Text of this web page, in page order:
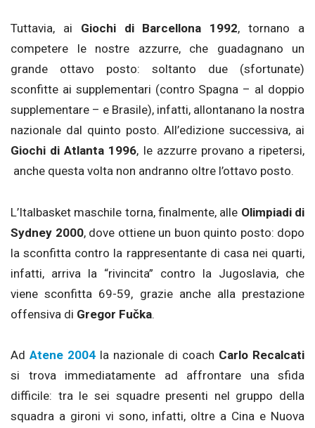
Tuttavia, ai Giochi di Barcellona 1992, tornano a
competere le nostre azzurre, che guadagnano un
grande ottavo posto: soltanto due (sfortunate)
sconfitte ai supplementari (contro Spagna – al doppio
supplementare – e Brasile), infatti, allontanano la nostra
nazionale dal quinto posto. All’edizione successiva, ai
Giochi di Atlanta 1996, le azzurre provano a ripetersi,
anche questa volta non andranno oltre l’ottavo posto.
L’Italbasket maschile torna, finalmente, alle Olimpiadi di
Sydney 2000, dove ottiene un buon quinto posto: dopo
la sconfitta contro la rappresentante di casa nei quarti,
infatti, arriva la “rivincita” contro la Jugoslavia, che
viene sconfitta 69-59, grazie anche alla prestazione
offensiva di Gregor Fučka.
Ad Atene 2004 la nazionale di coach Carlo Recalcati
si trova immediatamente ad affrontare una sfida
difficile: tra le sei squadre presenti nel gruppo della
squadra a gironi vi sono, infatti, oltre a Cina e Nuova